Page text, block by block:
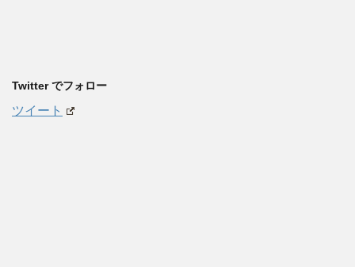
Twitter でフォロー
ツイート